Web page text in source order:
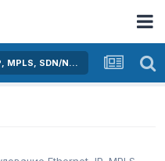
Активное оборудование Ethernet, IP, MPLS, SDN/NFV...